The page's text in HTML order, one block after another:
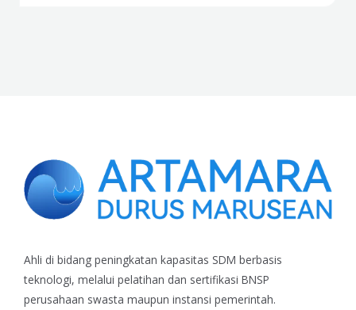
Ahli di bidang peningkatan kapasitas SDM berbasis
teknologi, melalui pelatihan dan sertifikasi BNSP
perusahaan swasta maupun instansi pemerintah.